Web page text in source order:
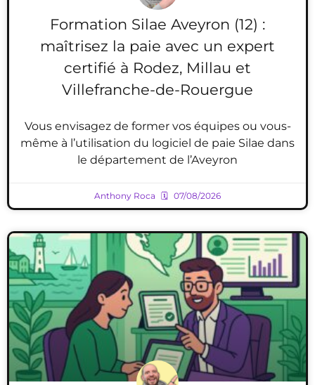
Formation Silae Aveyron (12) :
maîtrisez la paie avec un expert
certifié à Rodez, Millau et
Villefranche-de-Rouergue
Vous envisagez de former vos équipes ou vous-
même à l’utilisation du logiciel de paie Silae dans
le département de l’Aveyron
Anthony Roca 07/08/2026